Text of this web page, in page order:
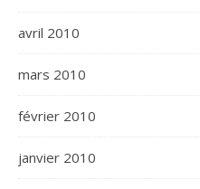
avril 2010
mars 2010
février 2010
janvier 2010